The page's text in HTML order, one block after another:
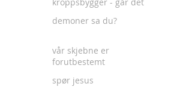
demoner sa du?
vår skjebne er
forutbestemt
spør jesus